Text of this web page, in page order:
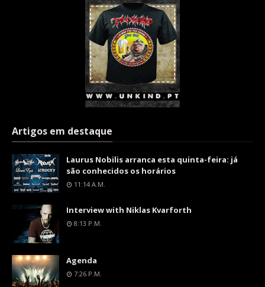
Artigos em destaque
Laurus Nobilis arranca esta quinta-feira: já
são conhecidos os horários
11:14 A.m.
Interview with Niklas Kvarforth
8:13 P.m.
Agenda
7:26 P.m.